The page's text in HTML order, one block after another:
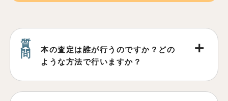
本の査定は誰が行うのですか？どの
ような方法で行いますか？